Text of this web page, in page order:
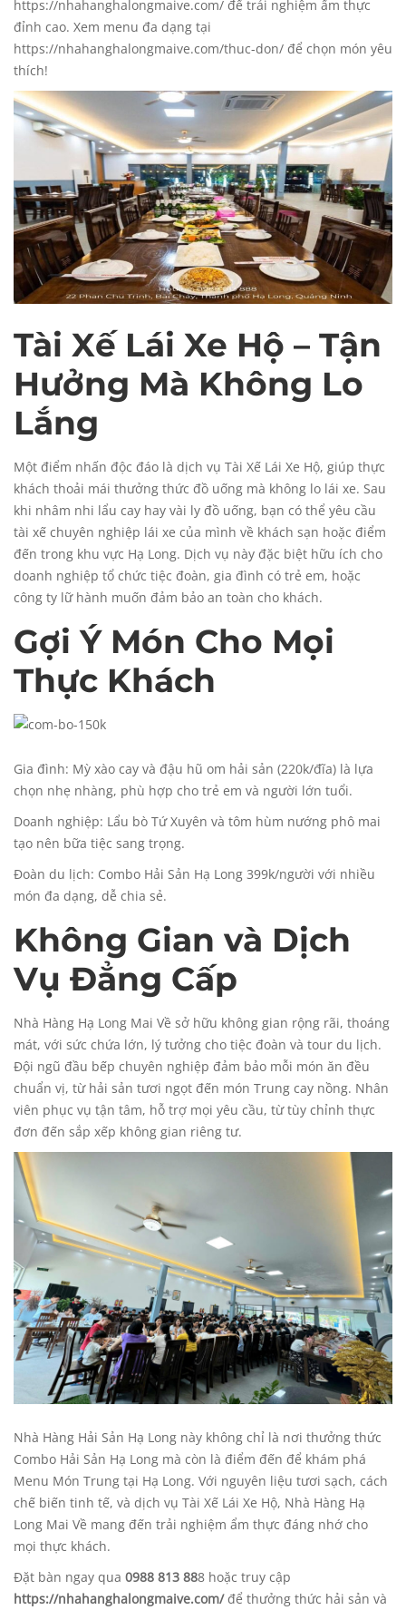
https://nhahanghalongmaive.com/ để trải nghiệm ẩm thực
đỉnh cao. Xem menu đa dạng tại
https://nhahanghalongmaive.com/thuc-don/ để chọn món yêu
thích!
Tài Xế Lái Xe Hộ – Tận
Hưởng Mà Không Lo
Lắng
Một điểm nhấn độc đáo là dịch vụ Tài Xế Lái Xe Hộ, giúp thực
khách thoải mái thưởng thức đồ uống mà không lo lái xe. Sau
khi nhâm nhi lẩu cay hay vài ly đồ uống, bạn có thể yêu cầu
tài xế chuyên nghiệp lái xe của mình về khách sạn hoặc điểm
đến trong khu vực Hạ Long. Dịch vụ này đặc biệt hữu ích cho
doanh nghiệp tổ chức tiệc đoàn, gia đình có trẻ em, hoặc
công ty lữ hành muốn đảm bảo an toàn cho khách.
Gợi Ý Món Cho Mọi
Thực Khách
Gia đình: Mỳ xào cay và đậu hũ om hải sản (220k/đĩa) là lựa
chọn nhẹ nhàng, phù hợp cho trẻ em và người lớn tuổi.
Doanh nghiệp: Lẩu bò Tứ Xuyên và tôm hùm nướng phô mai
tạo nên bữa tiệc sang trọng.
Đoàn du lịch: Combo Hải Sản Hạ Long 399k/người với nhiều
món đa dạng, dễ chia sẻ.
Không Gian và Dịch
Vụ Đẳng Cấp
Nhà Hàng Hạ Long Mai Về sở hữu không gian rộng rãi, thoáng
mát, với sức chứa lớn, lý tưởng cho tiệc đoàn và tour du lịch.
Đội ngũ đầu bếp chuyên nghiệp đảm bảo mỗi món ăn đều
chuẩn vị, từ hải sản tươi ngọt đến món Trung cay nồng. Nhân
viên phục vụ tận tâm, hỗ trợ mọi yêu cầu, từ tùy chỉnh thực
đơn đến sắp xếp không gian riêng tư.
Nhà Hàng Hải Sản Hạ Long này không chỉ là nơi thưởng thức
Combo Hải Sản Hạ Long mà còn là điểm đến để khám phá
Menu Món Trung tại Hạ Long. Với nguyên liệu tươi sạch, cách
chế biến tinh tế, và dịch vụ Tài Xế Lái Xe Hộ, Nhà Hàng Hạ
Long Mai Về mang đến trải nghiệm ẩm thực đáng nhớ cho
mọi thực khách.
Đặt bàn ngay qua 0988 813 888 hoặc truy cập
https://nhahanghalongmaive.com/để thưởng thức hải sản và